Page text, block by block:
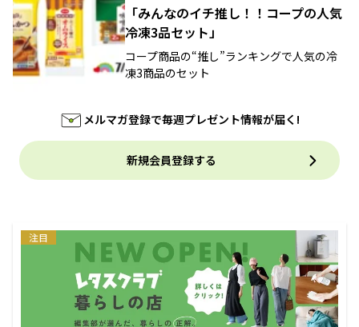
「みんなのイチ推し！！コープの人気
冷凍3品セット」
コープ商品の“推し”ランキングで人気の冷
凍3商品のセット
メルマガ登録で毎週プレゼント情報が届く!
新規会員登録する
注目